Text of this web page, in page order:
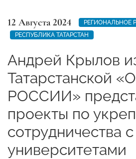
12 Августа 2024
РЕГИОНАЛЬНОЕ
РЕСПУБЛИКА ТАТАРСТАН
Андрей Крылов
Татарстанской
РОССИИ»
проекты по
сотрудничества с
университетами